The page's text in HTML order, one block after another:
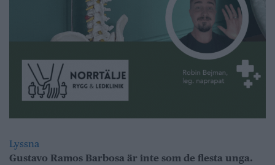
Lyssna
Gustavo Ramos Barbosa är inte som de flesta unga.